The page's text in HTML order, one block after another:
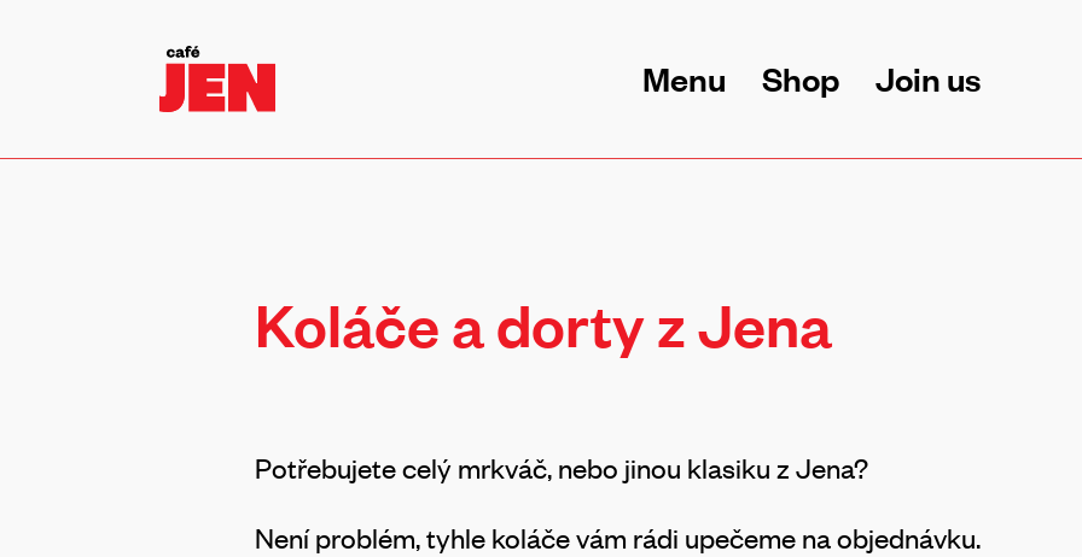
Menu Shop Join us
Koláče a dorty z Jena
Potřebujete celý mrkváč, nebo jinou klasiku z Jena?
Není problém, tyhle koláče vám rádi upečeme na objednávku.